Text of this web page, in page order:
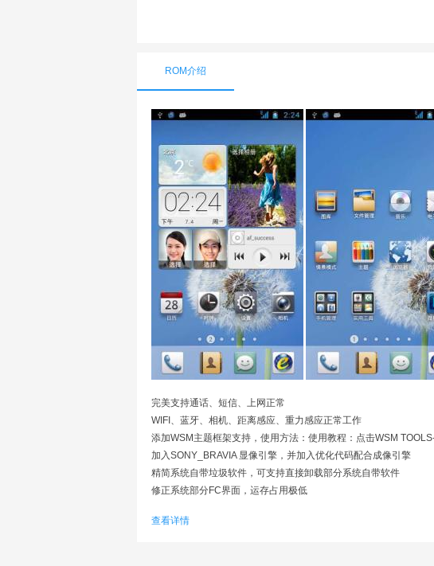
ROM介绍
完美支持通话、短信、上网正常
WIFI、蓝牙、相机、距离感应、重力感应正常工作
添加WSM主题框架支持，使用方法：使用教程：点击WSM
加入SONY_BRAVIA 显像引擎，并加入优化代码配合成像引擎
精简系统自带垃圾软件，可支持直接卸载部分系统自带软件
修正系统部分FC界面，运存占用极低
在原有的优化强化射频参数，待机省电
查看详情